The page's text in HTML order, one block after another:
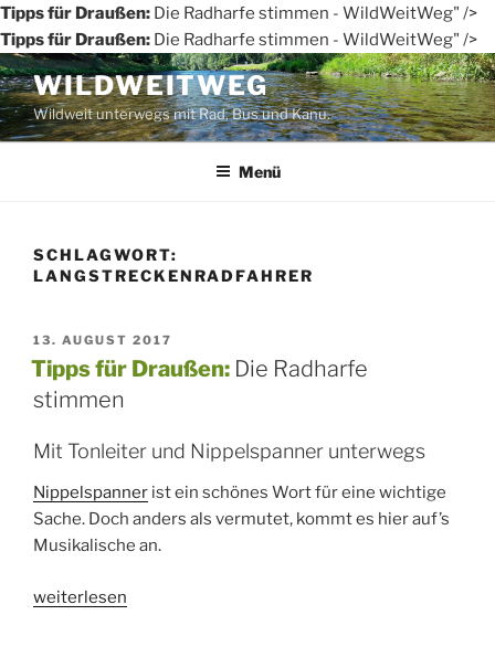
Tipps für Draußen: Die Radharfe stimmen - WildWeitWeg" />
Tipps für Draußen: Die Radharfe stimmen - WildWeitWeg" />
Zum
Inhalt
springen
WILDWEITWEG
Wildweit unterwegs mit Rad, Bus und Kanu.
Menü
SCHLAGWORT:
LANGSTRECKENRADFAHRER
VERÖFFENTLICHT
AM
13. AUGUST 2017
Tipps für Draußen: Die Radharfe
stimmen
Mit Tonleiter und Nippelspanner unterwegs
Nippelspanner ist ein schönes Wort für eine wichtige
Sache. Doch anders als vermutet, kommt es hier auf’s
Musikalische an.
„Tipps
weiterlesen